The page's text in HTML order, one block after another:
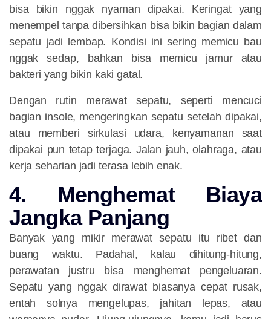
bisa bikin nggak nyaman dipakai. Keringat yang
menempel tanpa dibersihkan bisa bikin bagian dalam
sepatu jadi lembap. Kondisi ini sering memicu bau
nggak sedap, bahkan bisa memicu jamur atau
bakteri yang bikin kaki gatal.
Dengan rutin merawat sepatu, seperti mencuci
bagian insole, mengeringkan sepatu setelah dipakai,
atau memberi sirkulasi udara, kenyamanan saat
dipakai pun tetap terjaga. Jalan jauh, olahraga, atau
kerja seharian jadi terasa lebih enak.
4. Menghemat Biaya
Jangka Panjang
Banyak yang mikir merawat sepatu itu ribet dan
buang waktu. Padahal, kalau dihitung-hitung,
perawatan justru bisa menghemat pengeluaran.
Sepatu yang nggak dirawat biasanya cepat rusak,
entah solnya mengelupas, jahitan lepas, atau